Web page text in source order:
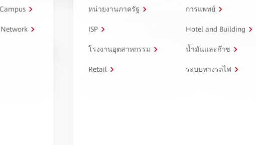
หน่วยงานภาครัฐ การแพทย์
ISP Hotel and Building
โรงงานอุตสาหกรรม น้ำมันและก๊าซ
Retail ระบบทางรถไฟ